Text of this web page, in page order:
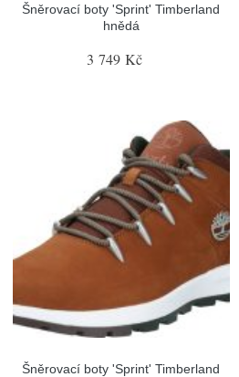
Šněrovací boty 'Sprint' Timberland
hnědá
3 749 Kč
Šněrovací boty 'Sprint' Timberland